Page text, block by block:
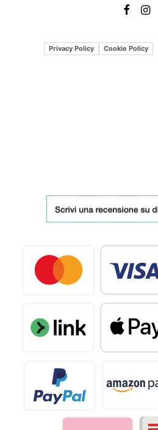
Privacy Policy Cookie Policy